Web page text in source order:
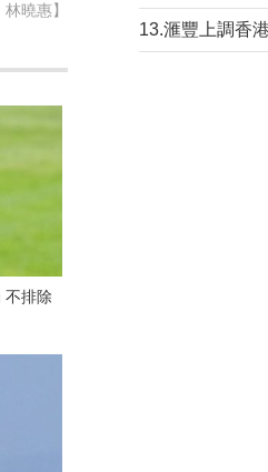
林曉惠】
不排除
13.滙豐上調香